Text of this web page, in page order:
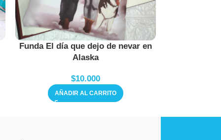
Funda El día que dejo de nevar en
Alaska
$10.000
AÑADIR AL CARRITO